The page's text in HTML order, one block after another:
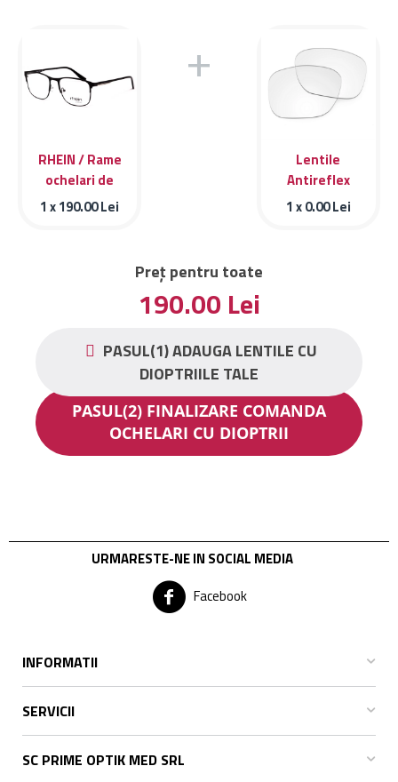
RHEIN / Rame
ochelari de
vedere RHEIN
1 x190.00Lei
+
Lentile
Antireflex
PASUL(1) ADAUGA LENTILE CU
DIOPTRIILE TALE
1 x0.00Lei
Preț pentru toate
190.00 Lei
PASUL(2) FINALIZARE COMANDA
OCHELARI CU DIOPTRII
URMARESTE-NE IN SOCIAL MEDIA
Facebook
INFORMATII
SERVICII
SC PRIME OPTIK MED SRL